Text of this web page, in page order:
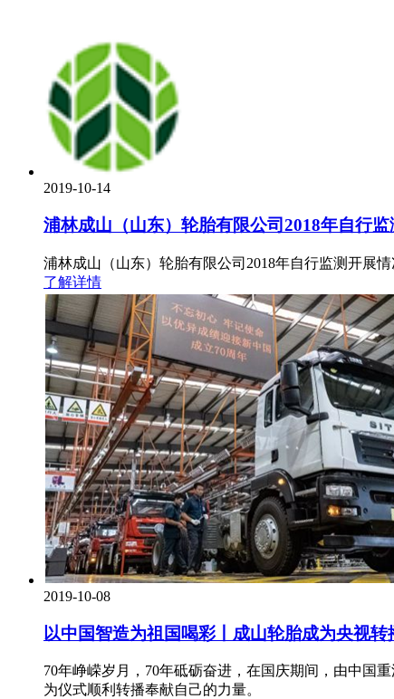
2019-10-14
浦林成山（山东）轮胎有限公司2018年自行
浦林成山（山东）轮胎有限公司2018年自行监测开展
了解详情
2019-10-08
以中国智造为祖国喝彩丨成山轮胎成为央视
70年峥嵘岁月，70年砥砺奋进，在国庆期间，由中国
为仪式顺利转播奉献自己的力量。